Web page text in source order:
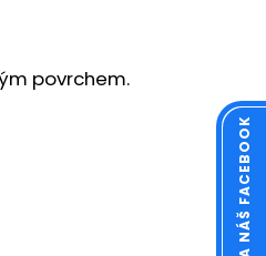
povrchem.